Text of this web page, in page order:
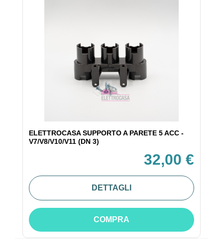
ELETTROCASA SUPPORTO A PARETE 5 ACC -
V7/V8/V10/V11 (DN 3)
32,00 €
DETTAGLI
COMPRA